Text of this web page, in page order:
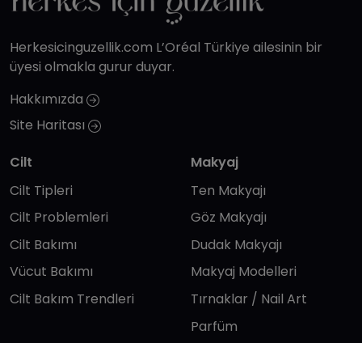
Herkesicinguzellik.com L’Oréal Türkiye ailesinin bir
üyesi olmakla gurur duyar.
Hakkımızda
Site Haritası
Cilt
Cilt Tipleri
Cilt Problemleri
Cilt Bakımı
Vücut Bakımı
Cilt Bakım Trendleri
Makyaj
Ten Makyajı
Göz Makyajı
Dudak Makyajı
Makyaj Modelleri
Tırnaklar / Nail Art
Parfüm